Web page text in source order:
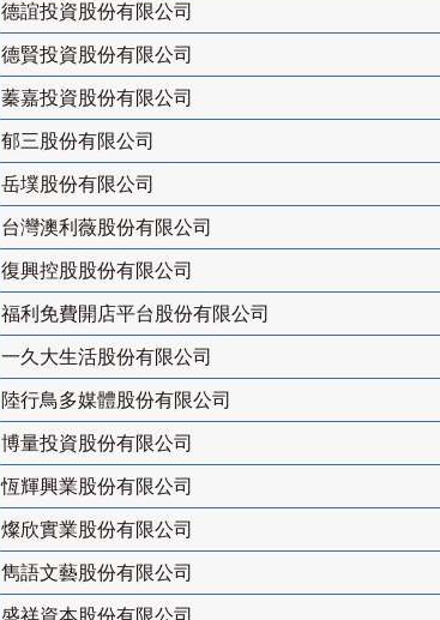
德誼投資股份有限公司
德賢投資股份有限公司
蓁嘉投資股份有限公司
郁三股份有限公司
岳墣股份有限公司
台灣澳利薇股份有限公司
復興控股股份有限公司
福利免費開店平台股份有限公司
一久大生活股份有限公司
陸行鳥多媒體股份有限公司
博量投資股份有限公司
恆輝興業股份有限公司
燦欣實業股份有限公司
雋語文藝股份有限公司